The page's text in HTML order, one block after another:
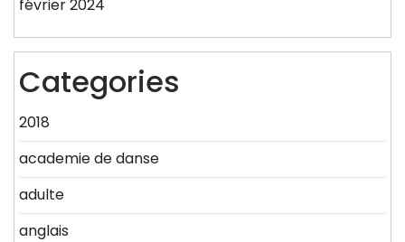
février 2024
Categories
2018
academie de danse
adulte
anglais